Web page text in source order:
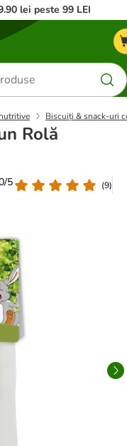
lei peste 99 LEI
Biscuiți & snack-uri
Rolă
5
(9)